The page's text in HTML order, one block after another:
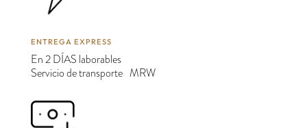
ENTREGA EXPRESS
En 2 DÍAS laborables
Servicio de transporte MRW